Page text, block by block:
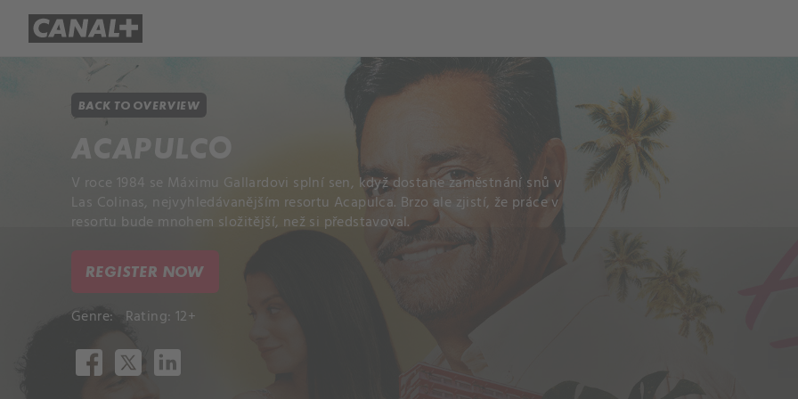
BACK TO OVERVIEW
ACAPULCO
V roce 1984 se Máximu Gallardovi splní sen, když dostane zaměstnání snů v
Las Colinas, nejvyhledávanějším resortu Acapulca. Brzo ale zjistí, že práce v
resortu bude mnohem složitější, než si představoval.
REGISTER NOW
Genre: Rating: 12+